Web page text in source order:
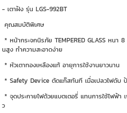
- เตาฝัง รุ่น LGS-992BT
คุณสมบัติพิเศษ
* หน้ากระจกนิรภัย TEMPERED GLASS หนา
นสูง ทำความสะอาดง่าย
* หัวเตาทองเหลืองแท้ อายุการใช้งานยาวนาน
* Safety Device ตัดแก๊สทันที เมื่อเปลวไฟดับ
* จุดประกายไฟด้วยแบตเตอรี่ แทนการใช้ไฟฟ้า
ว